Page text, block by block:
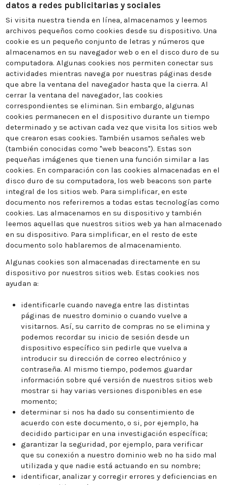
datos a redes publicitarias y sociales
Si visita nuestra tienda en línea, almacenamos y leemos
archivos pequeños como cookies desde su dispositivo. Una
cookie es un pequeño conjunto de letras y números que
almacenamos en su navegador web o en el disco duro de su
computadora. Algunas cookies nos permiten conectar sus
actividades mientras navega por nuestras páginas desde
que abre la ventana del navegador hasta que la cierra. Al
cerrar la ventana del navegador, las cookies
correspondientes se eliminan. Sin embargo, algunas
cookies permanecen en el dispositivo durante un tiempo
determinado y se activan cada vez que visita los sitios web
que crearon esas cookies. También usamos señales web
(también conocidas como "web beacons"). Estas son
pequeñas imágenes que tienen una función similar a las
cookies. En comparación con las cookies almacenadas en el
disco duro de su computadora, los web beacons son parte
integral de los sitios web. Para simplificar, en este
documento nos referiremos a todas estas tecnologías como
cookies. Las almacenamos en su dispositivo y también
leemos aquellas que nuestros sitios web ya han almacenado
en su dispositivo. Para simplificar, en el resto de este
documento solo hablaremos de almacenamiento.
Algunas cookies son almacenadas directamente en su
dispositivo por nuestros sitios web. Estas cookies nos
ayudan a:
identificarle cuando navega entre las distintas
páginas de nuestro dominio o cuando vuelve a
visitarnos. Así, su carrito de compras no se elimina y
podemos recordar su inicio de sesión desde un
dispositivo específico sin pedirle que vuelva a
introducir su dirección de correo electrónico y
contraseña. Al mismo tiempo, podemos guardar
información sobre qué versión de nuestros sitios web
mostrar si hay varias versiones disponibles en ese
momento;
determinar si nos ha dado su consentimiento de
acuerdo con este documento, o si, por ejemplo, ha
decidido participar en una investigación específica;
garantizar la seguridad, por ejemplo, para verificar
que su conexión a nuestro dominio web no ha sido mal
utilizada y que nadie está actuando en su nombre;
identificar, analizar y corregir errores y deficiencias en